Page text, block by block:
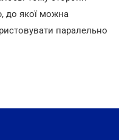
до якої можна
паралельно